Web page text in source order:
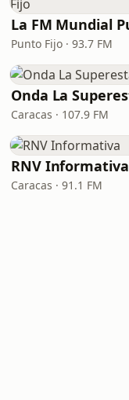
Punto Fijo · 93.7 FM
Caracas · 107.9 FM
RNV Informativa
Caracas · 91.1 FM